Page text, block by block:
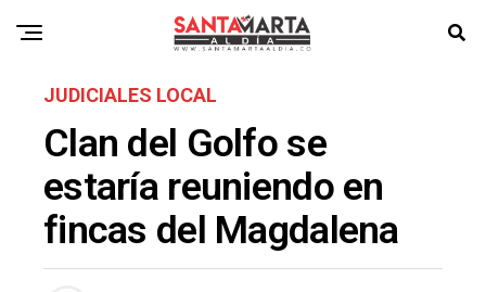
JUDICIALES LOCAL
Clan del Golfo se
estaría reuniendo en
fincas del Magdalena